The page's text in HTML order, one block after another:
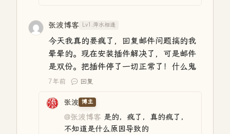
张波博客 Lv1.萍水相逢
今天我真的要疯了，回复邮件问题搞的我
晕晕的。现在安装插件解决了，可是邮件
是双份。把插件停了一切正常了！什么鬼
7年前 回复
张波 博主
@张波博客 是的，疯了，真的疯了，
不知道是什么原因导致的